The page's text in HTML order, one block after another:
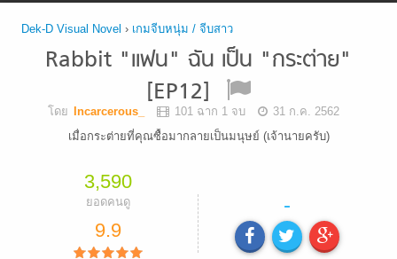
Dek-D Visual Novel › เกมจีบหนุ่ม / จีบสาว
Rabbit "เเฟน" ฉัน เป็น "กระต่าย"
[EP12]
โดย Incarcerous_ 101 ฉาก 1 จบ
31 ก.ค. 2562
เมื่อกระต่ายที่คุณซื้อมากลายเป็นมนุษย์ (เจ้านายครับ)
3,590
ยอดคนดู
9.9
-